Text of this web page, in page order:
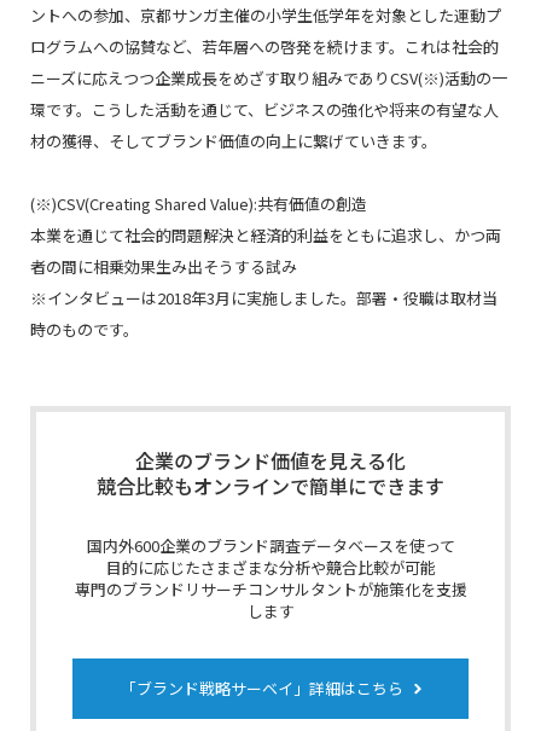
ントへの参加、京都サンガ主催の小学生低学年を対象とした運動プ
ログラムへの協賛など、若年層への啓発を続けます。これは社会的
ニーズに応えつつ企業成長をめざす取り組みでありCSV(※)活動の一
環です。こうした活動を通じて、ビジネスの強化や将来の有望な人
材の獲得、そしてブランド価値の向上に繋げていきます。
(※)CSV(Creating Shared Value):共有価値の創造
本業を通じて社会的問題解決と経済的利益をともに追求し、かつ両
者の間に相乗効果生み出そうする試み
※インタビューは2018年3月に実施しました。部署・役職は取材当
時のものです。
企業のブランド価値を見える化
競合比較もオンラインで簡単にできます
国内外600企業のブランド調査データベースを使って
目的に応じたさまざまな分析や競合比較が可能
専門のブランドリサーチコンサルタントが施策化を支援
します
「ブランド戦略サーベイ」詳細はこちら